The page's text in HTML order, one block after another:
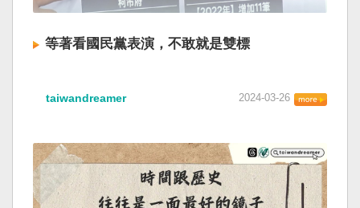
等著看國民黨表演，不敢就是雙標
taiwandreamer 2024-03-26